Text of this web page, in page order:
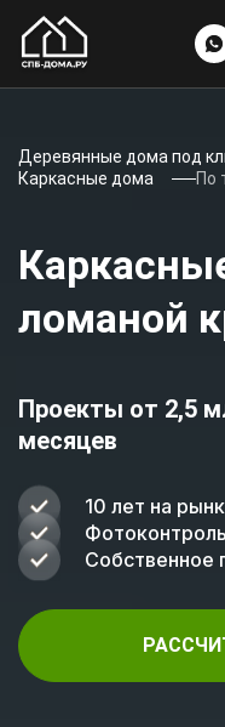
Деревянные дома под
Каркасные дома
По
ломаной
Проекты от 2,5
месяцев
10 лет на
Собственное